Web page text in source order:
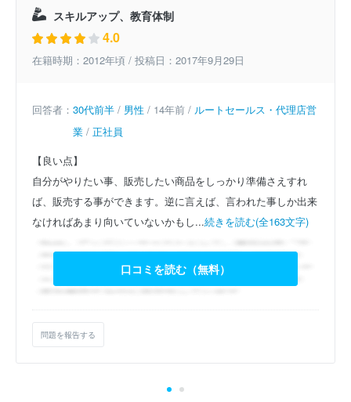
スキルアップ、教育体制
4.0
在籍時期：2012年頃 / 投稿日：2017年9月29日
回答者： 30代前半 / 男性 / 14年前 / ルートセールス・代理店営
業 / 正社員
【良い点】
自分がやりたい事、販売したい商品をしっかり準備さえすれ
ば、販売する事ができます。逆に言えば、言われた事しか出来
なければあまり向いていないかもし...続きを読む(全163文字)
口コミを読む（無料）
問題を報告する